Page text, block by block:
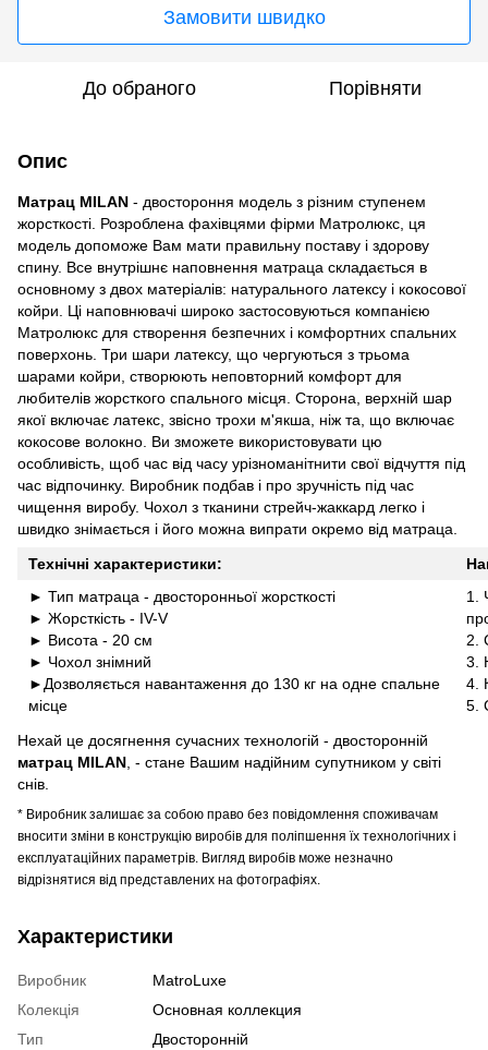
Замовити швидко
До обраного Порівняти
Опис
Матрац MILAN - двостороння модель з різним ступенем
жорсткості. Розроблена фахівцями фірми Матролюкс, ця
модель допоможе Вам мати правильну поставу і здорову
спину. Все внутрішнє наповнення матраца складається в
основному з двох матеріалів: натурального латексу і кокосової
койри. Ці наповнювачі широко застосовуються компанією
Матролюкс для створення безпечних і комфортних спальних
поверхонь. Три шари латексу, що чергуються з трьома
шарами койри, створюють неповторний комфорт для
любителів жорсткого спального місця. Сторона, верхній шар
якої включає латекс, звісно трохи м'якша, ніж та, що включає
кокосове волокно. Ви зможете використовувати цю
особливість, щоб час від часу урізноманітнити свої відчуття під
час відпочинку. Виробник подбав і про зручність під час
чищення виробу. Чохол з тканини стрейч-жаккард легко і
швидко знімається і його можна випрати окремо від матраца.
Технічні характеристики:
► Тип матраца - двосторонньої жорсткості
► Жорсткість - IV-V
► Висота - 20 см
► Чохол знімний
►Дозволяється навантаження до 130 кг на одне спальне
місце
1.
2.
3.
4.
5.
Нехай це досягнення сучасних технологій - двосторонній
матрац MILAN , - стане Вашим надійним супутником у світі
снів.
* Виробник залишає за собою право без повідомлення споживачам
вносити зміни в конструкцію виробів для поліпшення їх технологічних і
експлуатаційних параметрів. Вигляд виробів може незначно
відрізнятися від представлених на фотографіях.
Характеристики
Виробник
MatroLuxe
Колекція
Основная коллекция
Тип
Двосторонній